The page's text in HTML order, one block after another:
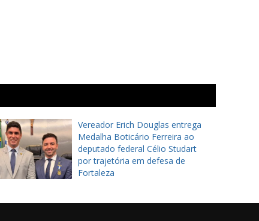
Vereador Erich Douglas entrega
Medalha Boticário Ferreira ao
deputado federal Célio Studart
por trajetória em defesa de
Fortaleza